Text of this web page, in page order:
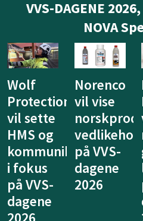
VVS-DAGENE
NOVA
Wolf
Protection
vil sette
HMS og
kommunikasjon
i fokus
på VVS-
dagene
2026
Norenco
vil vise
på VVS-
dagene
2026